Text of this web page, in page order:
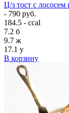
Ц/з тост с лососем
- 790 руб.
184.5 - ccal
7.2 б
9.7 ж
17.1 у
В корзину